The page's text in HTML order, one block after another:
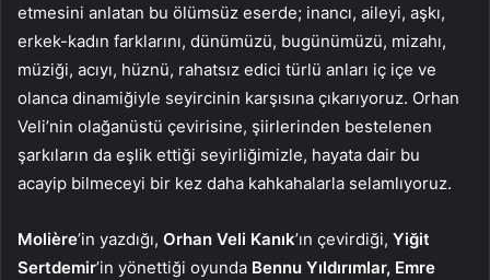
etmesini anlatan bu ölümsüz eserde; inancı, aileyi, aşkı,
erkek-kadın farklarını, dünümüzü, bugünümüzü, mizahı,
müziği, acıyı, hüznü, rahatsız edici türlü anları iç içe ve
olanca dinamiğiyle seyircinin karşısına çıkarıyoruz. Orhan
Veli’nin olağanüstü çevirisine, şiirlerinden bestelenen
şarkıların da eşlik ettiği seyirliğimizle, hayata dair bu
acayip bilmeceyi bir kez daha kahkahalarla selamlıyoruz.
Molière’in yazdığı, Orhan Veli Kanık’ın çevirdiği, Yiğit
Sertdemir’in yönettiği oyunda Bennu Yıldırımlar, Emre